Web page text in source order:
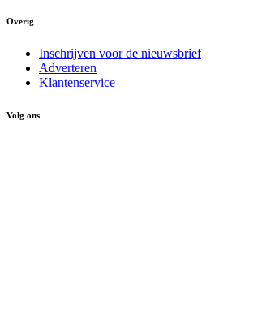
Overig
Inschrijven voor de nieuwsbrief
Adverteren
Klantenservice
Volg ons